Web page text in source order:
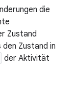
die
Zustand
Zustand in
der Aktivität